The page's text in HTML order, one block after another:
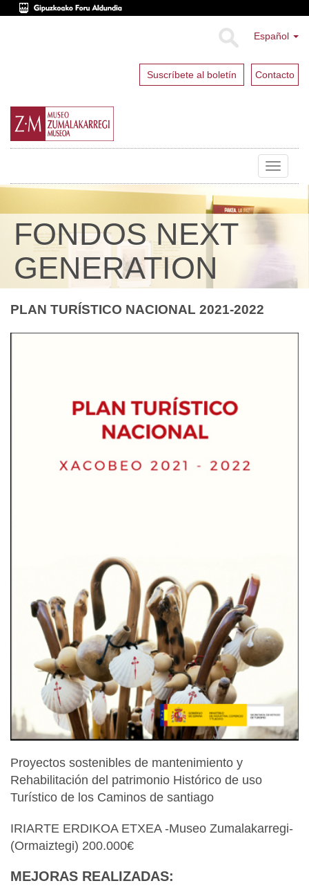
Español
Suscríbete al boletín Contacto
Toggle
FONDOS NEXT
GENERATION
PLAN TURÍSTICO NACIONAL 2021-2022
Proyectos sostenibles de mantenimiento y
Rehabilitación del patrimonio Histórico de uso
Turístico de los Caminos de santiago
IRIARTE ERDIKOA ETXEA -Museo Zumalakarregi-
(Ormaiztegi) 200.000€
MEJORAS REALIZADAS: